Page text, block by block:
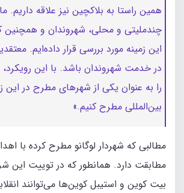
همین راستا به بلاکچین نیز علاقه
چندملیتی و محلی، شهروندان و همچنین
این زمینه مورد بررسی قرار داده‌ایم.
در خدمت شهروندان باشد. با این رویکرد،
را به عنوان یکی از شهرهای مطرح در این
بین‌المللی مطرح کنیم.»
مطالبی که شهردار لوگانو مطرح کرده با
مطابقت دارد. همانطور که در توییت این
بیت کوین و استیبل کوین‌ها می‌توانند